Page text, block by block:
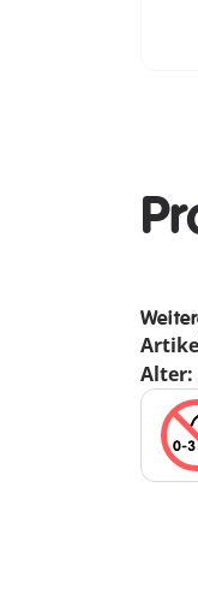
Alter: